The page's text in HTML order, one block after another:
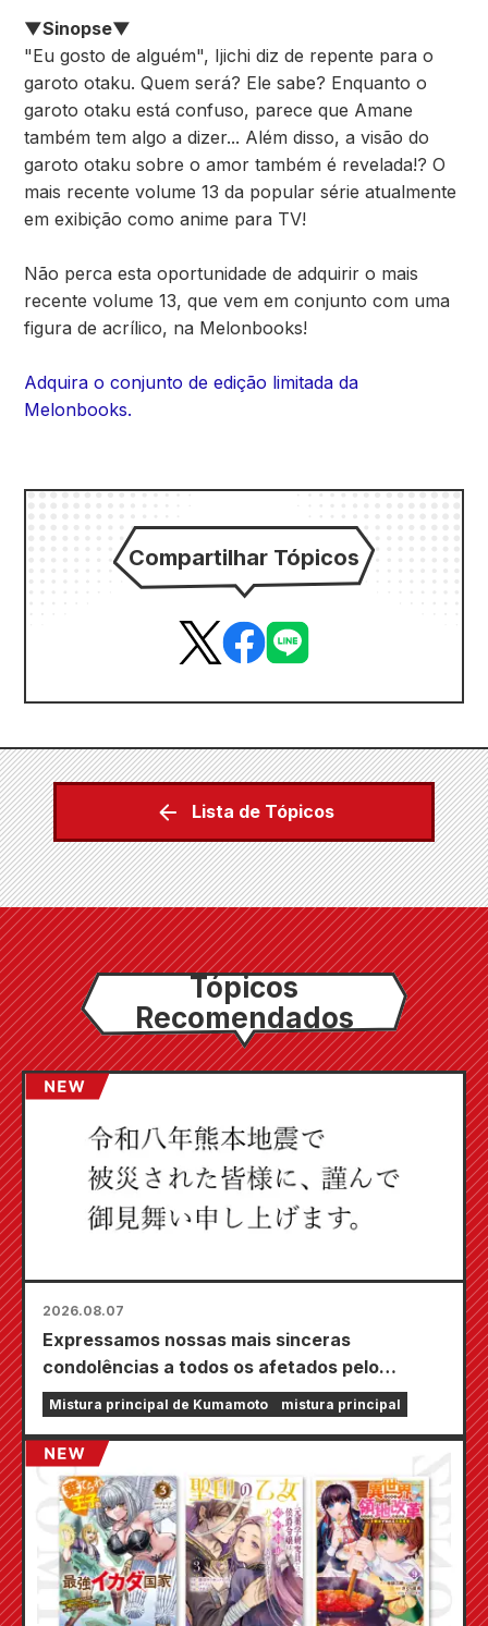
▼Sinopse▼
"Eu gosto de alguém", Ijichi diz de repente para o
garoto otaku. Quem será? Ele sabe? Enquanto o
garoto otaku está confuso, parece que Amane
também tem algo a dizer... Além disso, a visão do
garoto otaku sobre o amor também é revelada!? O
mais recente volume 13 da popular série atualmente
em exibição como anime para TV!
Não perca esta oportunidade de adquirir o mais
recente volume 13, que vem em conjunto com uma
figura de acrílico, na Melonbooks!
Adquira o conjunto de edição limitada da
Melonbooks.
Compartilhar Tópicos
Lista de Tópicos
Tópicos
Recomendados
2026.08.07
Expressamos nossas mais sinceras
condolências a todos os afetados pelo
terremoto de Kumamoto de 2026.
Mistura principal de Kumamoto mistura principal